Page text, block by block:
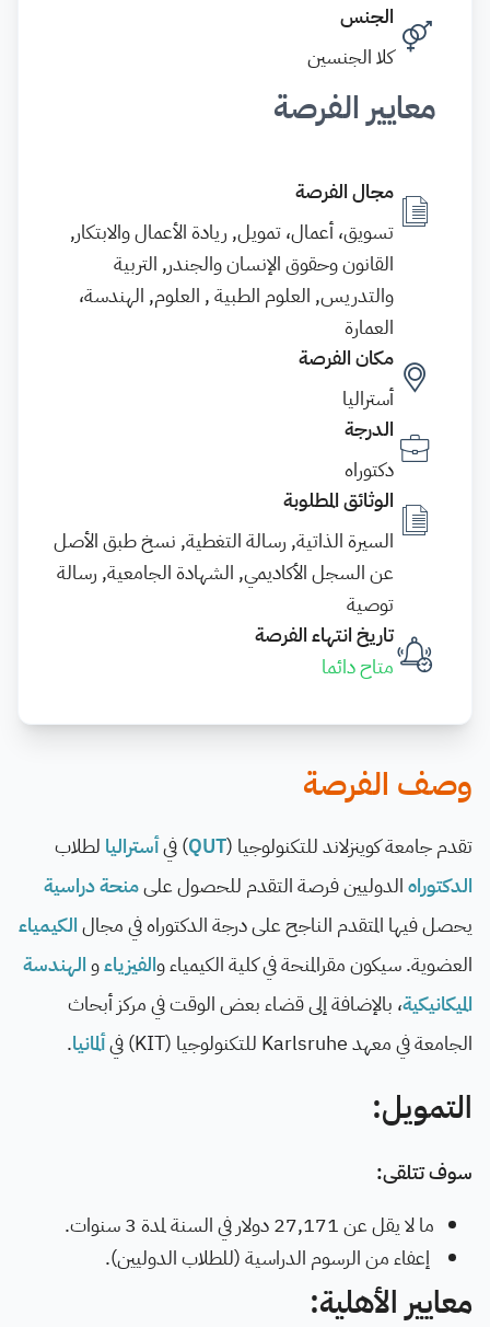
الجنس
كلا الجنسين
معايير الفرصة
مجال الفرصة
تسويق، أعمال، تمويل, ريادة الأعمال والابتكار,
القانون وحقوق الإنسان والجندر, التربية
والتدريس, العلوم الطبية , العلوم, الهندسة،
العمارة
مكان الفرصة
أستراليا
الدرجة
دكتوراه
الوثائق المطلوبة
السيرة الذاتية, رسالة التغطية, نسخ طبق الأصل
عن السجل الأكاديمي, الشهادة الجامعية, رسالة
توصية
تاريخ انتهاء الفرصة
متاح دائما
وصف الفرصة
تقدم جامعة كوينزلاند للتكنولوجيا (QUT) فيأستراليا لطلاب
الدكتوراهالدوليين فرصة التقدم للحصول علىمنحة دراسية
يحصل فيها المتقدم الناجح على درجة الدكتوراه في مجالالكيمياء
العضوية. سيكون مقرالمنحة في كلية الكيمياء والفيزياءوالهندسة
الميكانيكية، بالإضافة إلى قضاء بعض الوقت في مركز أبحاث
الجامعة في معهد Karlsruhe للتكنولوجيا (KIT) في
ألمانيا.
التمويل:
سوف تتلقى:
ما لا يقل عن 27,171 دولار في السنة لمدة 3 سنوات.
إعفاء من الرسوم الدراسية (للطلاب الدوليين).
معايير الأهلية: